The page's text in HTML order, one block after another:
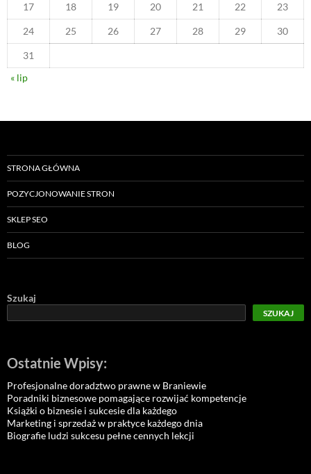
17 18 19 20 21 22 23
24 25 26 27 28 29 30
31
« lip
STRONA GŁÓWNA
POZYCJONOWANIE STRON
SKLEP SEO
BLOG
Szukaj
SZUKAJ
Ostatnie Wpisy:
Profesjonalne doradztwo prawne w Braniewie
Poradniki biznesowe pomagające rozwijać kompetencje
Książki o biznesie i sukcesie dla każdego
Marketing i sprzedaż w praktyce każdego dnia
Biografie ludzi sukcesu pełne cennych lekcji